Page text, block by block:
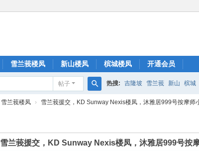
雪兰莪楼凤 新山楼凤 槟城楼凤 开通会员
帖子 热搜: 吉隆坡 雪兰莪 新山 槟城
雪兰莪楼凤 › 雪兰莪援交，KD Sunway Nexis楼凤，沐雅居999号按摩师
雪兰莪援交，KD Sunway Nexis楼凤，沐雅居999号按